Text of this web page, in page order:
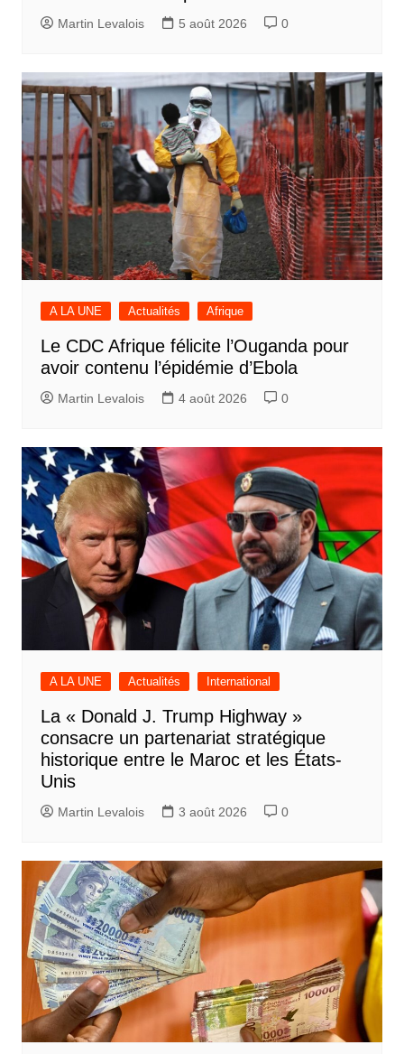
Martin Levalois 5 août 2026 0
A LA UNE Actualités Afrique
Le CDC Afrique félicite l’Ouganda pour
avoir contenu l’épidémie d’Ebola
Martin Levalois 4 août 2026 0
A LA UNE Actualités International
La « Donald J. Trump Highway »
consacre un partenariat stratégique
historique entre le Maroc et les États-
Unis
Martin Levalois 3 août 2026 0